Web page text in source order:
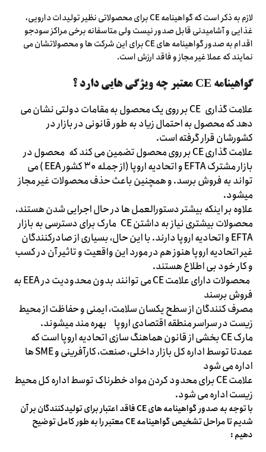
لازم به ذکر است که گواهینامه CE برای محصولاتی نظیر تولیدات دارویی،
غذایی و آشامیدنی قابل صدور نیست ولی متاسفانه برخی مراکز سودجو
اقدام به صدور گواهینامه های CE برای این شرکت ها و محصولاتشان می
نمایند که عملا غیر مجاز و فاقد ارزش است.
گواهینامه CE معتبر چه ویژگی هایی دارد ؟
علامت گذاری CE بر روی یک محصول به مقامات دولتی نشان می
دهد که محصول به احتمال زیاد به طور قانونی در بازار در
کشورشان قرار گرفته است.
علامت گذاری CE بر روی محصول تضمین می کند که محصول در
بازار مشترک EFTA و اتحادیه اروپا (از جمله ۳۰ کشور EEA ) می
تواند به فروش برسد. و همچنین باعث حذف محصولات غیر مجاز
میشود.
علاوه بر اینکه بیشتر دستورالعمل ها در حال اجرایی شدن هستند،
محصولات بیشتری نیاز به داشتن CE مارک برای دسترسی به بازار
EFTA و اتحادیه اروپا دارند. با این حال، بسیاری از صادرکنندگان
غیر اتحادیه اروپا هنوز هم در مورد این واقعیت و تاثیر آن در کسب
و کار خود بی اطلاع هستند.
محصولات دارای علامت CE می توانند بدون محدودیت در EEA به
فروش برسند
مصرف کنندگان از سطح یکسان سلامت، ایمنی و حفاظت از محیط
زیست در سراسر منطقه اقتصادی اروپا بهره مند میشوند.
مارک CE بخشی از قانون هماهنگ سازی اتحادیه اروپا است که
عمدتا توسط اداره کل بازار داخلی، صنعت، کارآفرینی و SME ها
اداره می شود
علامت CE برای محدود کردن مواد خطرناک توسط اداره کل محیط
زیست اداره می شود.
با توجه به صدور گواهینامه های CE فاقد اعتبار برای تولیدکنندگان بر آن
شدیم تا مراحل تشخیص گواهینامه CE معتبر را به طور کامل توضیح
دهیم :